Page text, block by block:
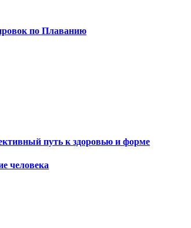
по Плаванию
путь к здоровью и форме
человека